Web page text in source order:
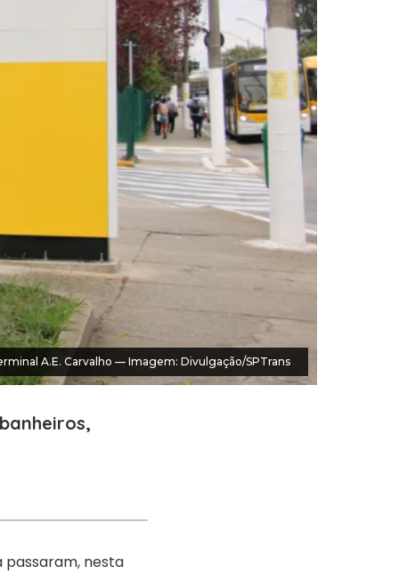
A.E. Carvalho — Imagem: Divulgação/SPTrans
passaram, nesta